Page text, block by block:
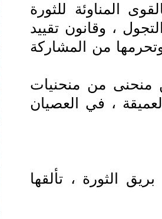
المناوئة للثورة
، وقانون تقييد
من المشاركة
منحنى من منحنيات
، في العصيان
الثورة ، تألقها